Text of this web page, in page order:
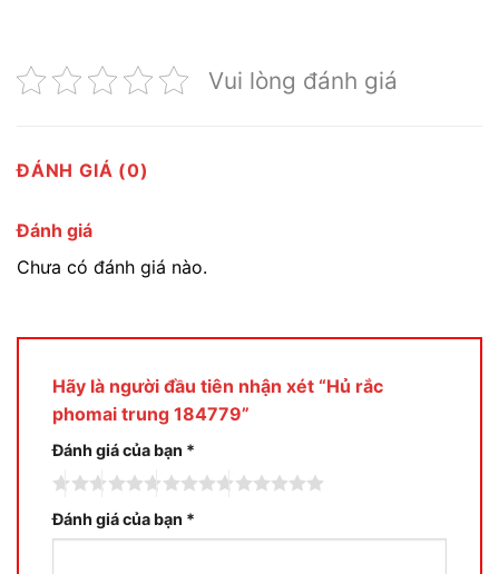
Vui lòng đánh giá
ĐÁNH GIÁ (0)
Đánh giá
Chưa có đánh giá nào.
Hãy là người đầu tiên nhận xét “Hủ rắc
phomai trung 184779”
Đánh giá của bạn *
Đánh giá của bạn *